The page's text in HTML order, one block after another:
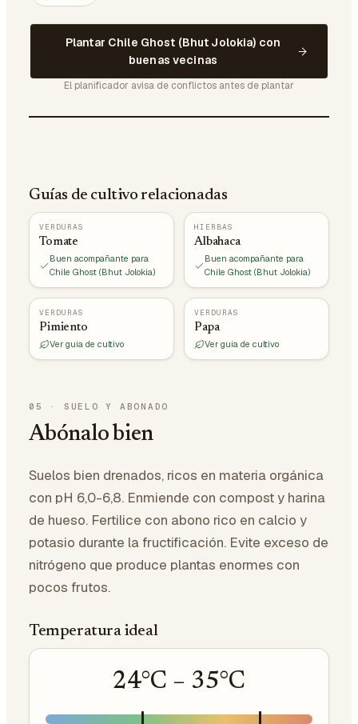
Plantar Chile Ghost (Bhut Jolokia) con
buenas vecinas
El planificador avisa de conflictos antes de plantar
Guías de cultivo relacionadas
VERDURAS
Tomate
Buen acompañante para
Chile Ghost (Bhut Jolokia)
HIERBAS
Albahaca
Buen acompañante para
Chile Ghost (Bhut Jolokia)
VERDURAS
Pimiento
Ver guía de cultivo
VERDURAS
Papa
Ver guía de cultivo
05 · SUELO Y ABONADO
Abónalo bien
Suelos bien drenados, ricos en materia orgánica
con pH 6,0-6,8. Enmiende con compost y harina
de hueso. Fertilice con abono rico en calcio y
potasio durante la fructificación. Evite exceso de
nitrógeno que produce plantas enormes con
pocos frutos.
Temperatura ideal
24°C – 35°C